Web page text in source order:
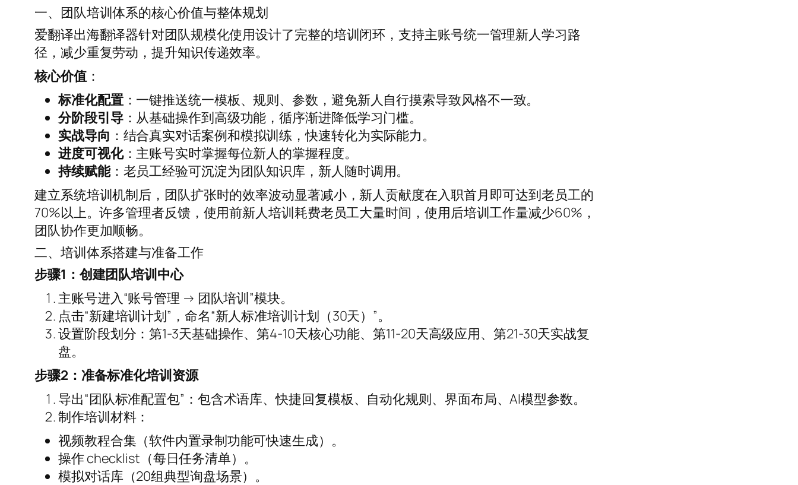
一、团队培训体系的核心价值与整体规划
爱翻译出海翻译器针对团队规模化使用设计了完整的培训闭环，支持主账号统一管理新人学习路
径，减少重复劳动，提升知识传递效率。
核心价值：
标准化配置：一键推送统一模板、规则、参数，避免新人自行摸索导致风格不一致。
分阶段引导：从基础操作到高级功能，循序渐进降低学习门槛。
实战导向 ：结合真实对话案例和模拟训练，快速转化为实际能力。
进度可视化：主账号实时掌握每位新人的掌握程度。
持续赋能：老员工经验可沉淀为团队知识库，新人随时调用。
建立系统培训机制后，团队扩张时的效率波动显著减小，新人贡献度在入职首月即可达到老员工的
70%以上。许多管理者反馈，使用前新人培训耗费老员工大量时间，使用后培训工作量减少60%，
团队协作更加顺畅。
二、培训体系搭建与准备工作
步骤1：创建团队培训中心
主账号进入“账号管理 → 团队培训”模块。
点击“新建培训计划”，命名“新人标准培训计划（30天）”。
设置阶段划分：第1-3天基础操作、第4-10天核心功能、第11-20天高级应用、第21-30天实战复
盘。
步骤2：准备标准化培训资源
导出“团队标准配置包”：包含术语库、快捷回复模板、自动化规则、界面布局、AI模型参数。
制作培训材料：
视频教程合集（软件内置录制功能可快速生成）。
操作 checklist（每日任务清单）。
模拟对话库（20组典型询盘场景）。